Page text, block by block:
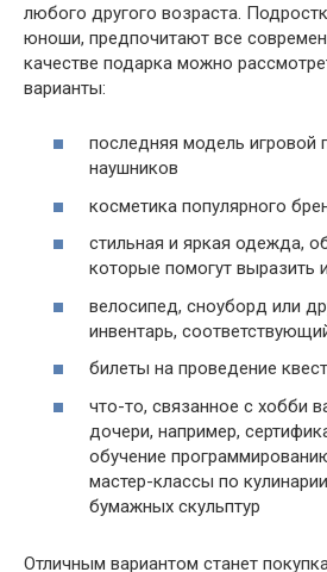
любого другого возраста.
юноши, предпочитают все
качестве подарка можно
варианты:
последняя модель игровой
наушников
косметика популярного
стильная и яркая одежда,
которые помогут выразить
велосипед, сноуборд или
инвентарь,
билеты на проведение
что-то, связанное с хобби
дочери, например,
обучение
мастер-классы по
бумажных скульптур
Отличным вариантом станет